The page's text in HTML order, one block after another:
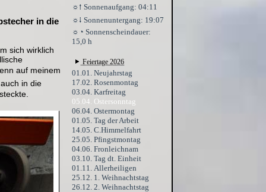
in die
sich wirklich
auf meinem
in die
☼⭫ Sonnenaufgang: 04:11
☼⭭ Sonnenuntergang: 19:07
☼◔ Sonnenscheindauer:
15,0 h
Feiertage 2026
01.01. Neujahrstag
17.02. Rosenmontag
03.04. Karfreitag
05.04. Ostersonntag
06.04. Ostermontag
01.05. Tag der Arbeit
14.05. C.Himmelfahrt
25.05. Pfingstmontag
04.06. Fronleichnam
03.10. Tag dt. Einheit
01.11. Allerheiligen
25.12. 1. Weihnachtstag
26.12. 2. Weihnachtstag